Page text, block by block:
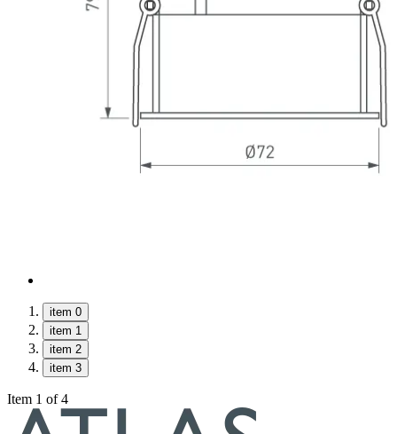
item 0
item 1
item 2
item 3
Item 1 of 4